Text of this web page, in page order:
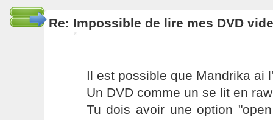
Re: Impossible de lire mes DVD
Il est possible que Mandrika ai
Un DVD comme un se lit en
Tu dois avoir une option